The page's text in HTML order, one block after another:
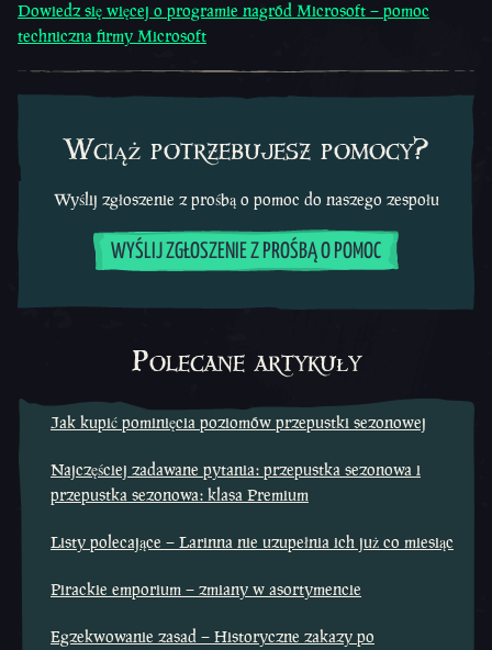
Dowiedz się więcej o programie nagród Microsoft – pomoc
techniczna firmy Microsoft
Wciąż potrzebujesz pomocy?
Wyślij zgłoszenie z prośbą o pomoc do naszego zespołu
WYŚLIJ ZGŁOSZENIE Z PROŚBĄ O POMOC
Polecane artykuły
Jak kupić pominięcia poziomów przepustki sezonowej
Najczęściej zadawane pytania: przepustka sezonowa i
przepustka sezonowa: klasa Premium
Listy polecające – Larinna nie uzupełnia ich już co miesiąc
Pirackie emporium – zmiany w asortymencie
Egzekwowanie zasad – Historyczne zakazy po